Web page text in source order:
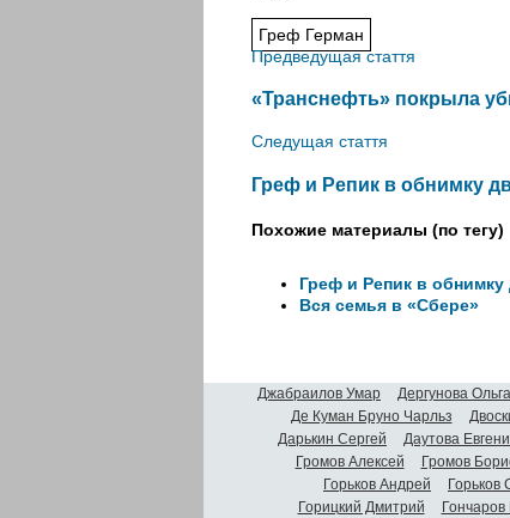
Греф Герман
Предведущая стаття
«Транснефть» покрыла
Следущая стаття
Греф и Репик в обнимку
Похожие материалы (по тегу)
Греф и Репик в обнимку
Вся семья в «Сбере»
Джабраилов Умар Дергунова Ольга
Де Куман Бруно Чарльз
Дарькин Сергей
Даутова
Громов Алексей
Громов
Горьков Андрей
Горьков
Горицкий Дмитрий